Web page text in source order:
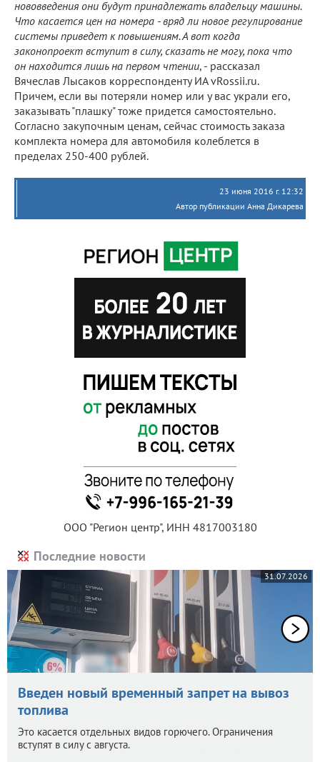
нововведения они будут принадлежать владельцу машины.
Что касается цен на номера - вряд ли новое регулирование
системы приведет к повышениям. А вот когда
законопроект вступит в силу, сказать не могу, пока что
он находится лишь на первом чтении, - рассказал
Вячеслав Лысаков корреспонденту ИА vRossii.ru.
Причем, если вы потеряли номер или у вас украли его,
заказывать "плашку" тоже придется самостоятельно.
Согласно закупочным ценам, сейчас стоимость заказа
комплекта номера для автомобиля колеблется в
пределах 250-400 рублей.
23 июня 2016 г. 12:32
Автор публикации Анна Дикарева
ООО "Регион центр", ИНН 4817003180
Последние новости
31.07.2026
Введен новый временный запрет на вывоз
топлива
Это касается отдельных видов горючего. Ограничения
вступят в силу с августа.